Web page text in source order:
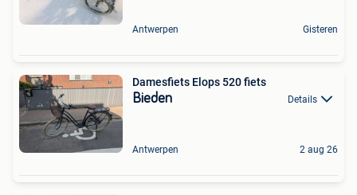
Antwerpen Gisteren
Damesfiets Elops 520 fiets
Bieden Details
Antwerpen 2 aug 26